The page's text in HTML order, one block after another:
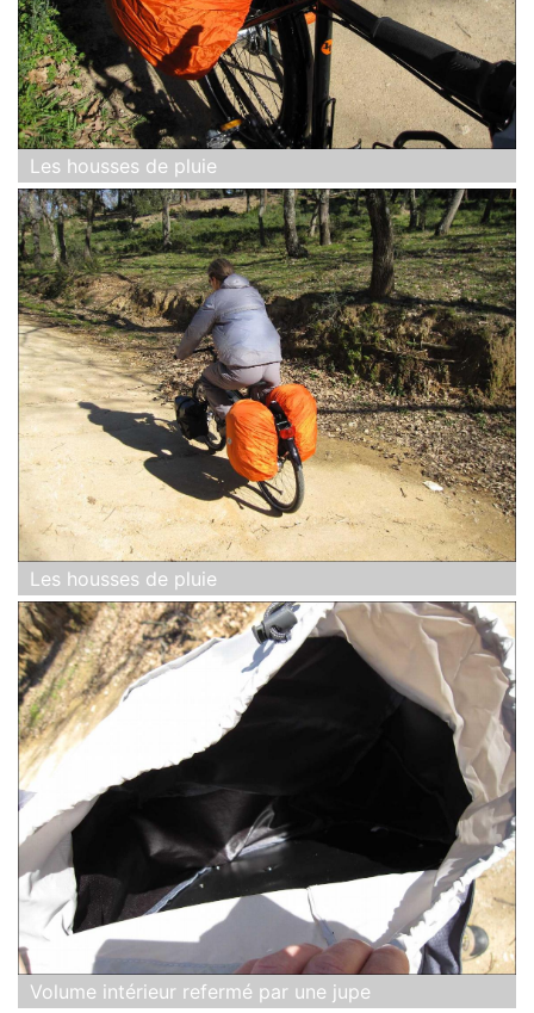
Les housses de pluie
Les housses de pluie
Volume intérieur refermé par une jupe